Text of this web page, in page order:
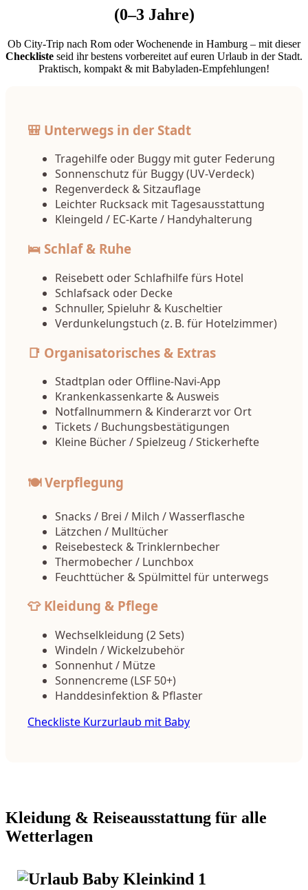
(0–3 Jahre)
Ob City-Trip nach Rom oder Wochenende in Hamburg – mit dieser
Checkliste seid ihr bestens vorbereitet auf euren Urlaub in der Stadt.
Praktisch, kompakt & mit Babyladen-Empfehlungen!
🎒 Unterwegs in der Stadt
Tragehilfe oder Buggy mit guter Federung
Sonnenschutz für Buggy (UV-Verdeck)
Regenverdeck & Sitzauflage
Leichter Rucksack mit Tagesausstattung
Kleingeld / EC-Karte / Handyhalterung
🛌 Schlaf & Ruhe
Reisebett oder Schlafhilfe fürs Hotel
Schlafsack oder Decke
Schnuller, Spieluhr & Kuscheltier
Verdunkelungstuch (z. B. für Hotelzimmer)
📑 Organisatorisches & Extras
Stadtplan oder Offline-Navi-App
Krankenkassenkarte & Ausweis
Notfallnummern & Kinderarzt vor Ort
Tickets / Buchungsbestätigungen
Kleine Bücher / Spielzeug / Stickerhefte
🍽 Verpflegung
Snacks / Brei / Milch / Wasserflasche
Lätzchen / Mulltücher
Reisebesteck & Trinklernbecher
Thermobecher / Lunchbox
Feuchttücher & Spülmittel für unterwegs
👕 Kleidung & Pflege
Wechselkleidung (2 Sets)
Windeln / Wickelzubehör
Sonnenhut / Mütze
Sonnencreme (LSF 50+)
Handdesinfektion & Pflaster
Checkliste Kurzurlaub mit Baby
Kleidung & Reiseausstattung für alle
Wetterlagen